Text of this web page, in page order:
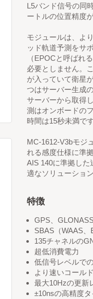
L5バンド信号の同
ートルの位置精度
モジュールは、よ
ッド軌道予測をサ
（EPOCと呼ばれ
必要としません。
が入っていて衛星
つはサーバー生成
サーバーから取得
測はオンボードの
時間は15秒未満です
MC-1612-V3bモジ
れる感度仕様に準
AIS 140に準拠し
適なソリューション
特徴
GPS、
SBAS（WAAS
135チャネルの
超低消費電力
低信号レベルで
より速いコール
最大10Hzの更新
±10nsの高精度タ